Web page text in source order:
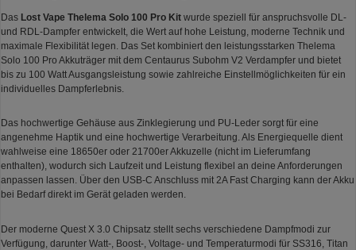
Das Lost Vape Thelema Solo 100 Pro Kit wurde speziell für anspruchsvolle DL-
und RDL-Dampfer entwickelt, die Wert auf hohe Leistung, moderne Technik und
maximale Flexibilität legen. Das Set kombiniert den leistungsstarken Thelema
Solo 100 Pro Akkuträger mit dem Centaurus Subohm V2 Verdampfer und bietet
bis zu 100 Watt Ausgangsleistung sowie zahlreiche Einstellmöglichkeiten für ein
individuelles Dampferlebnis.
Das hochwertige Gehäuse aus Zinklegierung und PU-Leder sorgt für eine
angenehme Haptik und eine hochwertige Verarbeitung. Als Energiequelle dient
wahlweise eine 18650er oder 21700er Akkuzelle (nicht im Lieferumfang
enthalten), wodurch sich Laufzeit und Leistung flexibel an deine Anforderungen
anpassen lassen. Über den USB-C Anschluss mit 2A Fast Charging kann der Akku
bei Bedarf direkt im Gerät geladen werden.
Der moderne Quest X 3.0 Chipsatz stellt sechs verschiedene Dampfmodi zur
Verfügung, darunter Watt-, Boost-, Voltage- und Temperaturmodi für SS316, Titan